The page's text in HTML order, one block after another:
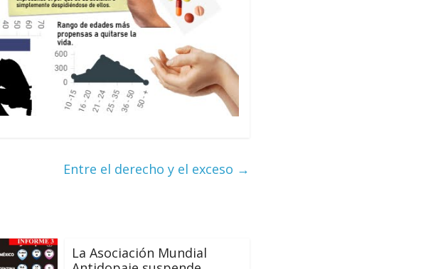
Entre el derecho y el exceso →
La Asociación Mundial